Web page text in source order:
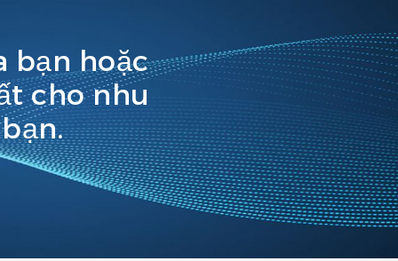
bạn hoặc
cho nhu